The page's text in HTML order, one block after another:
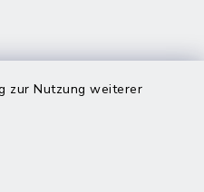
zur Nutzung weiterer